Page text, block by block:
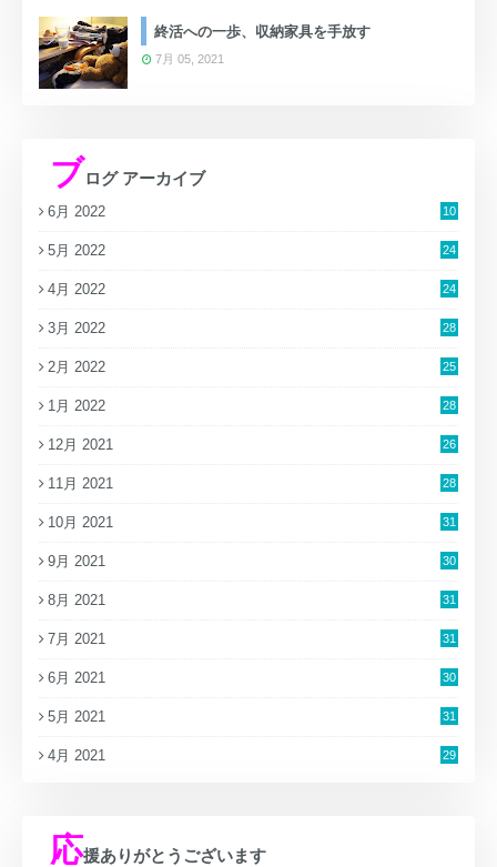
終活への一歩、収納家具を手放す
7月 05, 2021
ブログ アーカイブ
6月 2022 10
5月 2022 24
4月 2022 24
3月 2022 28
2月 2022 25
1月 2022 28
12月 2021 26
11月 2021 28
10月 2021 31
9月 2021 30
8月 2021 31
7月 2021 31
6月 2021 30
5月 2021 31
4月 2021 29
応援ありがとうございます